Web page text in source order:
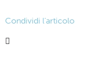
Condividi l'articolo